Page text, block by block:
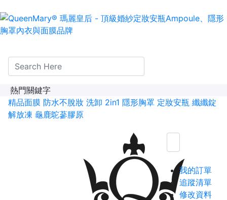
熱門關鍵字
精品面膜 防水不脫妝 洗卸 2in1 隱形胸罩 定妝安瓶 纖纖錠
解放凍 龜鹿鴕蔘膠原
我的訂單
追蹤清單
修改資料